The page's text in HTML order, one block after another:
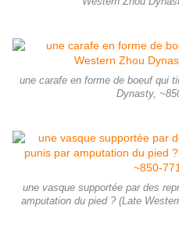
une carafe en forme de boeuf qui
Dynasty,
une vasque supportée par des
amputation du pied ? (Late